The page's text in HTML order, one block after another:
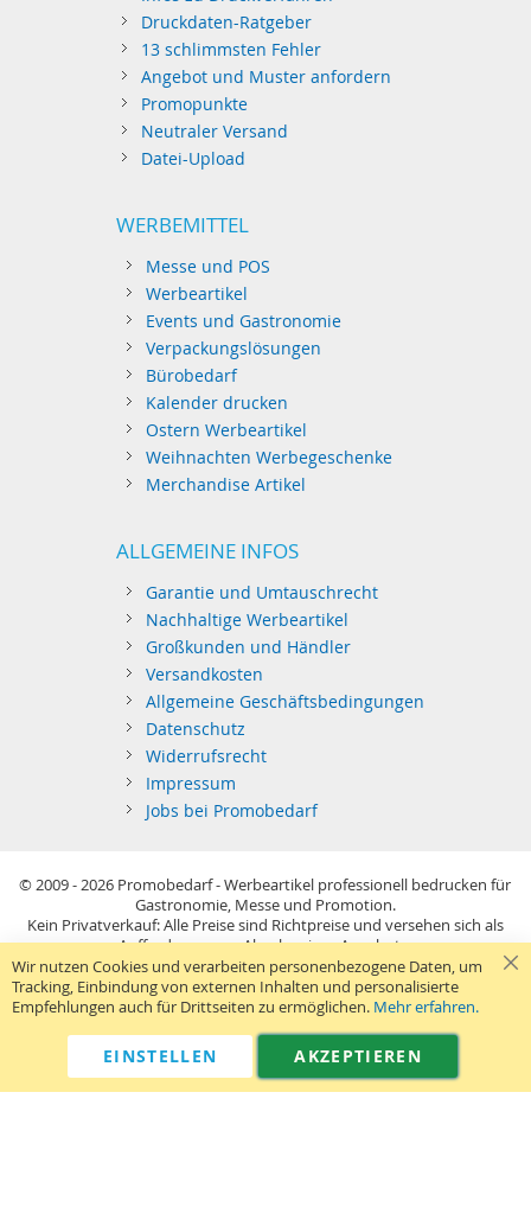
Druckdaten-Ratgeber
13 schlimmsten Fehler
Angebot und Muster anfordern
Promopunkte
Neutraler Versand
Datei-Upload
WERBEMITTEL
Messe und POS
Werbeartikel
Events und Gastronomie
Verpackungslösungen
Bürobedarf
Kalender drucken
Ostern Werbeartikel
Weihnachten Werbegeschenke
Merchandise Artikel
ALLGEMEINE INFOS
Garantie und Umtauschrecht
Nachhaltige Werbeartikel
Großkunden und Händler
Versandkosten
Allgemeine Geschäftsbedingungen
Datenschutz
Widerrufsrecht
Impressum
Jobs bei Promobedarf
© 2009 - 2026 Promobedarf - Werbeartikel professionell bedrucken für
Gastronomie, Messe und Promotion.
Kein Privatverkauf: Alle Preise sind Richtpreise und versehen sich als
Aufforderung zur Abgabe eines Angebots.
Sie richten sich nur an gewerblichen Bedarf (§14 BGB) im Sinne der
Preisangabenverordnung und verstehen sich netto zzgl. MwSt. USB-
Sticks: Tagespreise ggf. zzgl. Druckkosten und GEMA.
Telefon:040 38 63 12 40 Kontaktformular
Wir nutzen Cookies und verarbeiten personenbezogene Daten, um
Tracking, Einbindung von externen Inhalten und personalisierte
Empfehlungen auch für Drittseiten zu ermöglichen. Mehr erfahren.
AKZEPTIEREN
EINSTELLEN